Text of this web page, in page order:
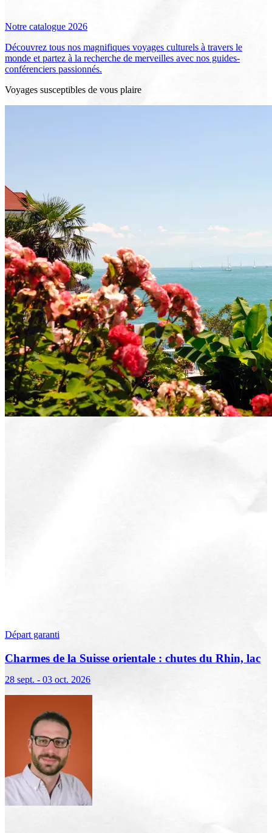
Notre catalogue 2026
Découvrez tous nos magnifiques voyages culturels à travers le
monde et partez à la recherche de merveilles avec nos guides-
conférenciers passionnés.
Voyages susceptibles de vous plaire
Départ garanti
Charmes de la Suisse orientale : chutes du Rhin, lac
28 sept. - 03 oct. 2026